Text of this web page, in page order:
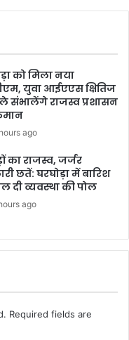
को मिला नया
युवा आईएएस क्षितिज
संभालेंगे राजस्व प्रशासन
ago
का राजस्व, जर्जर
छतें: घरघोड़ा में बारिश
दी व्यवस्था की पोल
ago
Required fields are